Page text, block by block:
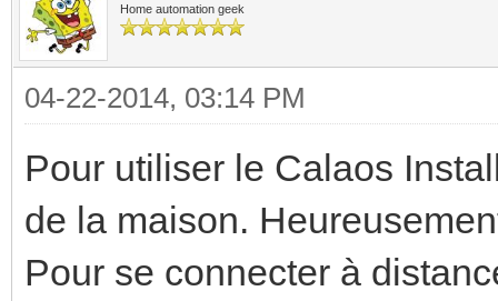
Home automation geek
04-22-2014, 03:14 PM
Pour utiliser le Calaos
de la maison.
Pour se connecter à